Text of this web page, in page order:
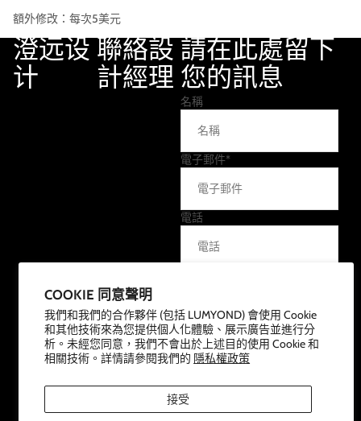
COOKIE 同意聲明
我們和我們的合作夥伴 (包括 LUMYOND) 會使用 Cookie
和其他技術來為您提供個人化體驗、展示廣告並進行分
析。未經您同意，我們不會出於上述目的使用 Cookie 和
相關技術。詳情請參閱我們的 隱私權政策
接受
額外修改：每次5美元
澄远设
计
聯絡設
計經理
請在此處留下
您的訊息
名稱
電子郵件*
電話